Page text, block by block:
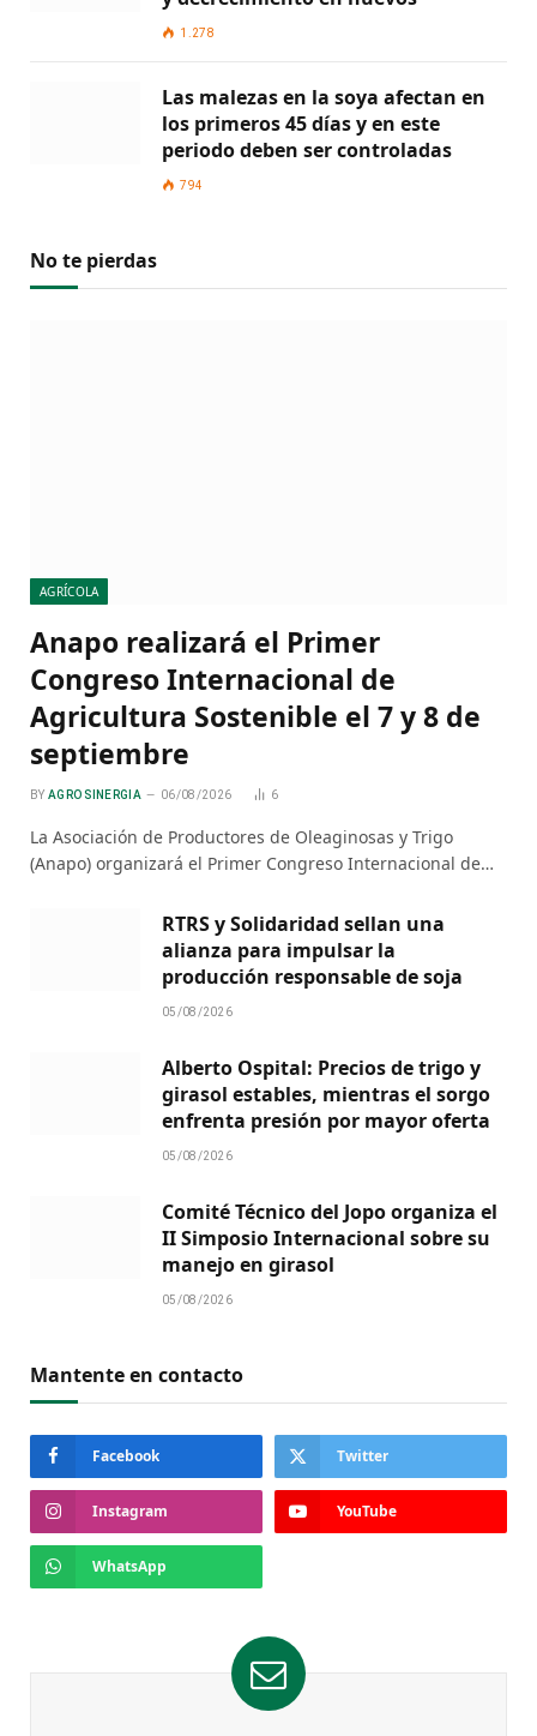
1.278
Las malezas en la soya afectan en
los primeros 45 días y en este
periodo deben ser controladas
794
No te pierdas
AGRÍCOLA
Anapo realizará el Primer
Congreso Internacional de
Agricultura Sostenible el 7 y 8 de
septiembre
BY AGRO SINERGIA 06/08/2026 6
La Asociación de Productores de Oleaginosas y Trigo
(Anapo) organizará el Primer Congreso Internacional de…
RTRS y Solidaridad sellan una
alianza para impulsar la
producción responsable de soja
05/08/2026
Alberto Ospital: Precios de trigo y
girasol estables, mientras el sorgo
enfrenta presión por mayor oferta
05/08/2026
Comité Técnico del Jopo organiza el
II Simposio Internacional sobre su
manejo en girasol
05/08/2026
Mantente en contacto
Facebook Twitter
Instagram YouTube
WhatsApp